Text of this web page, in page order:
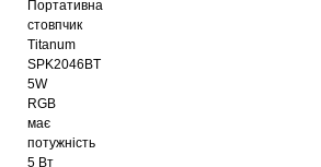
Портативна
стовпчик
Titanum
SPK2046BT
5W
RGB
має
потужність
5 Вт